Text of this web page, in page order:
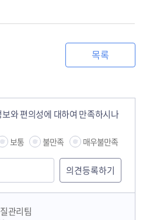
목록
와 편의성에 대하여 만족하시나
보통 불만족 매우불만족
관리팀